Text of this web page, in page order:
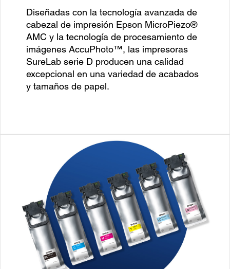
Diseñadas con la tecnología avanzada de
cabezal de impresión Epson MicroPiezo®
AMC y la tecnología de procesamiento de
imágenes AccuPhoto™, las impresoras
SureLab serie D producen una calidad
excepcional en una variedad de acabados
y tamaños de papel.